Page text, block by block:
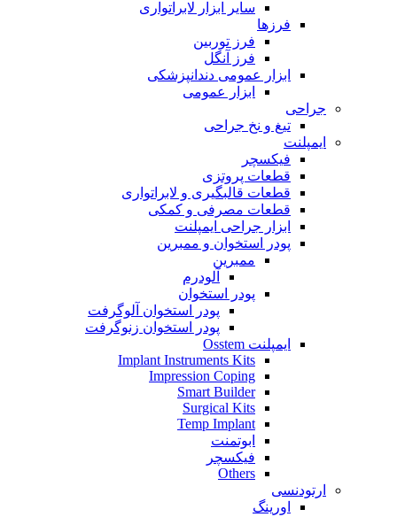
سایر ابزار لابراتواری
فرزها
فرز توربین
فرز آنگل
ابزار عمومی دندانپزشکی
ابزار عمومی
جراحی
تیغ و نخ جراحی
ایمپلنت
فیکسچر
قطعات پروتزی
قطعات قالبگیری و لابراتواری
قطعات مصرفی و کمکی
ابزار جراحی ایمپلنت
پودر استخوان و ممبرین
ممبرین
آلودرم
پودر استخوان
پودر استخوان آلوگرفت
پودر استخوان زنوگرفت
ایمپلنت Osstem
Implant Instruments Kits
Impression Coping
Smart Builder
Surgical Kits
Temp Implant
ابوتمنت
فیکسچر
Others
ارتودنسی
اورینگ